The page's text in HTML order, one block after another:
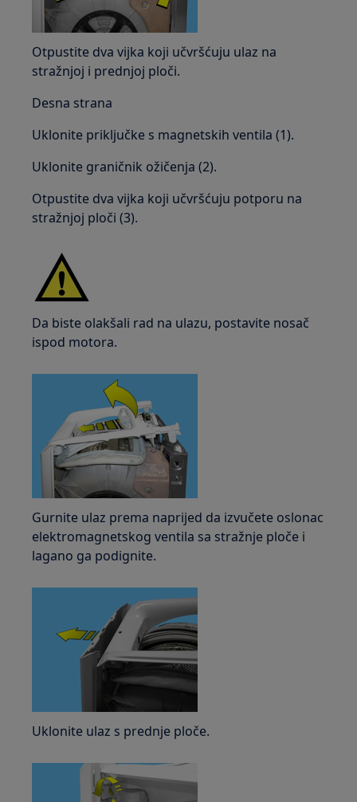
Otpustite dva vijka koji učvršćuju ulaz na
stražnjoj i prednjoj ploči.
Desna strana
Uklonite priključke s magnetskih ventila (1).
Uklonite graničnik ožičenja (2).
Otpustite dva vijka koji učvršćuju potporu na
stražnjoj ploči (3).
Da biste olakšali rad na ulazu, postavite nosač
ispod motora.
Gurnite ulaz prema naprijed da izvučete oslonac
elektromagnetskog ventila sa stražnje ploče i
lagano ga podignite.
Uklonite ulaz s prednje ploče.